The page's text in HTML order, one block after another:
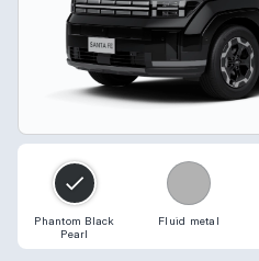
Phantom Black
Pearl
Fluid metal